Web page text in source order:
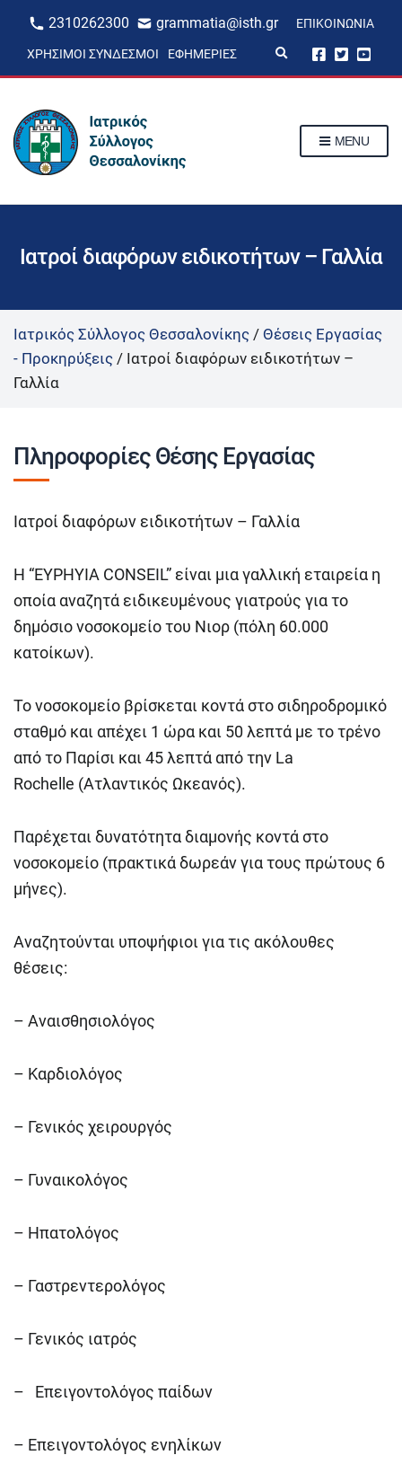
2310262300 grammatia@isth.gr ΕΠΙΚΟΙΝΩΝΊΑ
ΧΡΉΣΙΜΟΙ ΣΎΝΔΕΣΜΟΙ ΕΦΗΜΕΡΊΕΣ
p
m
MENU
Ιατροί διαφόρων ειδικοτήτων – Γαλλία
Ιατρικός Σύλλογος Θεσσαλονίκης / Θέσεις Εργασίας
- Προκηρύξεις / Ιατροί διαφόρων ειδικοτήτων –
Γαλλία
Πληροφορίες Θέσης Εργασίας
Ιατροί διαφόρων ειδικοτήτων – Γαλλία
Η “EYPHYIA CONSEIL” είναι μια γαλλική εταιρεία η
οποία αναζητά ειδικευμένους γιατρούς για το
δημόσιο νοσοκομείο του Νιορ (πόλη 60.000
κατοίκων).
Το νοσοκομείο βρίσκεται κοντά στο σιδηροδρομικό
σταθμό και απέχει 1 ώρα και 50 λεπτά με το τρένο
από το Παρίσι και 45 λεπτά από την La
Rochelle (Ατλαντικός Ωκεανός).
Παρέχεται δυνατότητα διαμονής κοντά στο
νοσοκομείο (πρακτικά δωρεάν για τους πρώτους 6
μήνες).
Αναζητούνται υποψήφιοι για τις ακόλουθες
θέσεις:
– Αναισθησιολόγος
– Καρδιολόγος
– Γενικός χειρουργός
– Γυναικολόγος
– Ηπατολόγος
– Γαστρεντερολόγος
– Γενικός ιατρός
– Επειγοντολόγος παίδων
– Επειγοντολόγος ενηλίκων